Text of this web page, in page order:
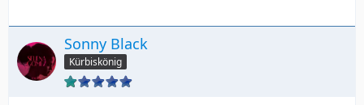
Sonny Black
Kürbiskönig